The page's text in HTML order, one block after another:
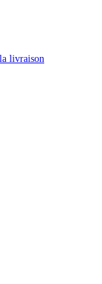
livraison